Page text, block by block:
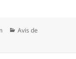
Catégories
Avis de